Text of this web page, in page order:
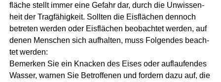
flä­che stellt immer eine Gefahr dar, durch die Unwis­sen­
heit der Trag­fä­hig­keit. Soll­ten die Eis­flä­chen den­noch
betre­ten wer­den oder Eis­flä­chen beob­ach­tet wer­den, auf
denen Men­schen sich auf­hal­ten, muss Fol­gen­des beach­
tet wer­den:
Bemer­ken Sie ein Kna­cken des Eises oder auf­lau­fen­des
Was­ser, war­nen Sie Betrof­fe­nen und for­dern dazu auf, die